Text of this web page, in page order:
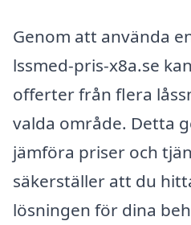
Genom att använda
lssmed-pris-x8a.se
offerter från flera
valda område. Detta
jämföra priser och
säkerställer att du
lösningen för dina